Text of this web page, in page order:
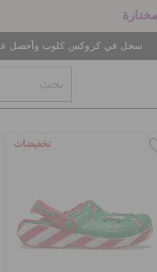
سجل في كروكس كلوب وأحصل على
تخفيضات